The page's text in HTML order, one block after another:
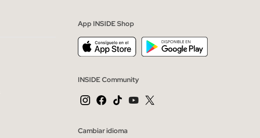
App INSIDE Shop
INSIDE Community
Cambiar idioma